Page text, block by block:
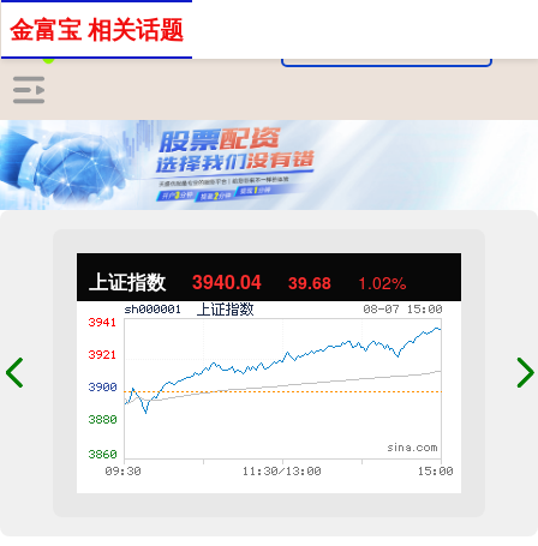
上证指数 3940.04 39.68 1.02%
金富宝 相关话题